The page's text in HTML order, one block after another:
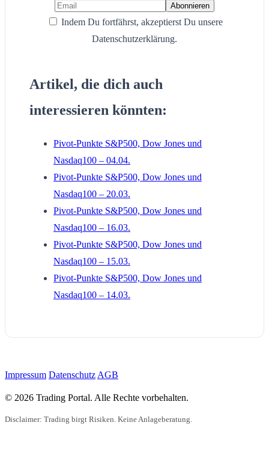
Indem Du fortfährst, akzeptierst Du unsere
Datenschutzerklärung.
Artikel, die dich auch
interessieren könnten:
Pivot-Punkte S&P500, Dow Jones und
Nasdaq100 – 04.04.
Pivot-Punkte S&P500, Dow Jones und
Nasdaq100 – 20.03.
Pivot-Punkte S&P500, Dow Jones und
Nasdaq100 – 16.03.
Pivot-Punkte S&P500, Dow Jones und
Nasdaq100 – 15.03.
Pivot-Punkte S&P500, Dow Jones und
Nasdaq100 – 14.03.
Impressum Datenschutz AGB
© 2026 Trading Portal. Alle Rechte vorbehalten.
Disclaimer: Trading birgt Risiken. Keine Anlageberatung.